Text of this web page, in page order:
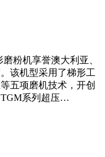
粉机享誉澳大利亚、
该机型采用了梯形工
五项磨机技术，开创
TGM系列超压…